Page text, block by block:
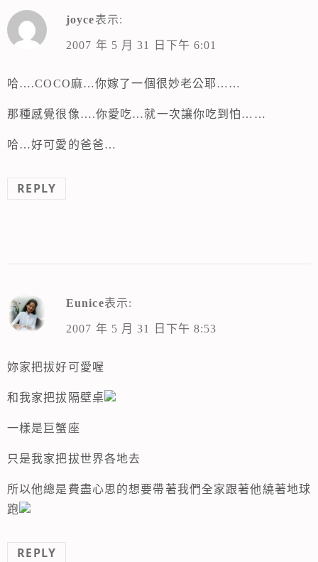
joyce表示:
2007 年 5 月 31 日下午 6:01
哈….COCO麻…你嫁了一個很妙老公耶……
那種感覺很像….你愛吃…就一次讓你吃到怕……
哈…好可愛的爸爸…
REPLY
Eunice表示:
2007 年 5 月 31 日下午 8:53
妳家把拔好可愛喔
和我家把拔隔壁桌
一樣是巨蟹座
只是我家把拔世界各地去
所以他總是費盡心思的想要帶著我們全家跟著他繞著地球
跑
REPLY